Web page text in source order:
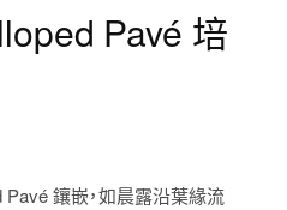
Pavé 培
鑲嵌，如晨露沿葉緣流